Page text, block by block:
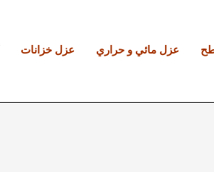
عزل مائي و حراري عزل خزانات